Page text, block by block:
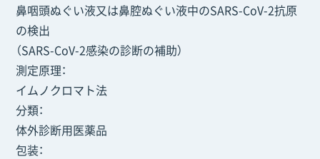
鼻咽頭ぬぐい液又は鼻腔ぬぐい液中のSARS-CoV-2抗原
の検出
（SARS-CoV-2感染の診断の補助）
測定原理：
イムノクロマト法
分類：
体外診断用医薬品
包装：